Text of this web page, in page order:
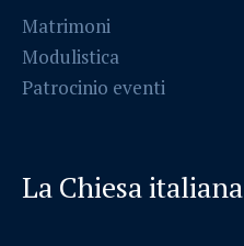
Matrimoni
Modulistica
Patrocinio eventi
La Chiesa italiana